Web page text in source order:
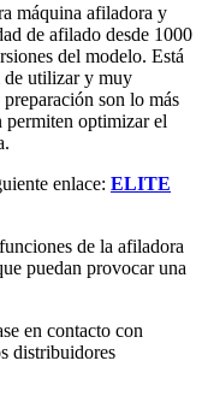
máquina afiladora y
de afilado desde 1000
del modelo. Está
de utilizar y muy
son lo más
permiten optimizar el
enlace: ELITE
de la afiladora
puedan provocar una
en contacto con
distribuidores